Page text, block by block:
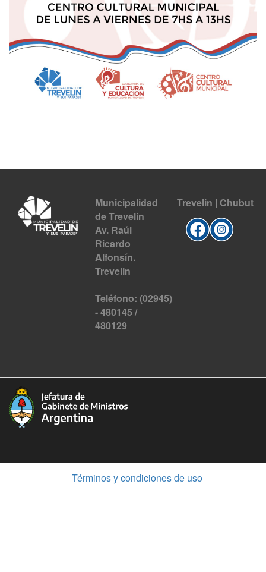
Municipalidad
de Trevelin
Av. Raúl
Ricardo
Alfonsín.
Trevelin
Teléfono: (02945)
- 480145 /
480129
Trevelin | Chubut
Términos y condiciones de uso(Abre